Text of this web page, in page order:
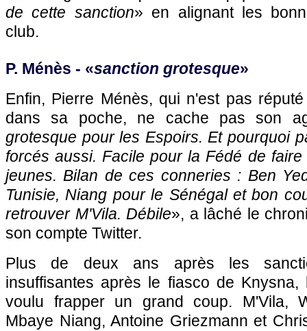
de cette sanction» en alignant les
club.
P. Ménès - «sanction grotesque»
Enfin, Pierre Ménès, qui n'est pas
dans sa poche, ne cache pas son
grotesque pour les Espoirs. Et pourquoi
forcés aussi. Facile pour la Fédé de
jeunes. Bilan de ces conneries : Ben
Tunisie, Niang pour le Sénégal et bon
retrouver M'Vila. Débile», a lâché le
son compte Twitter.
Plus de deux ans après les
insuffisantes après le fiasco de
voulu frapper un grand coup. M'Vila,
Mbaye Niang, Antoine Griezmann et